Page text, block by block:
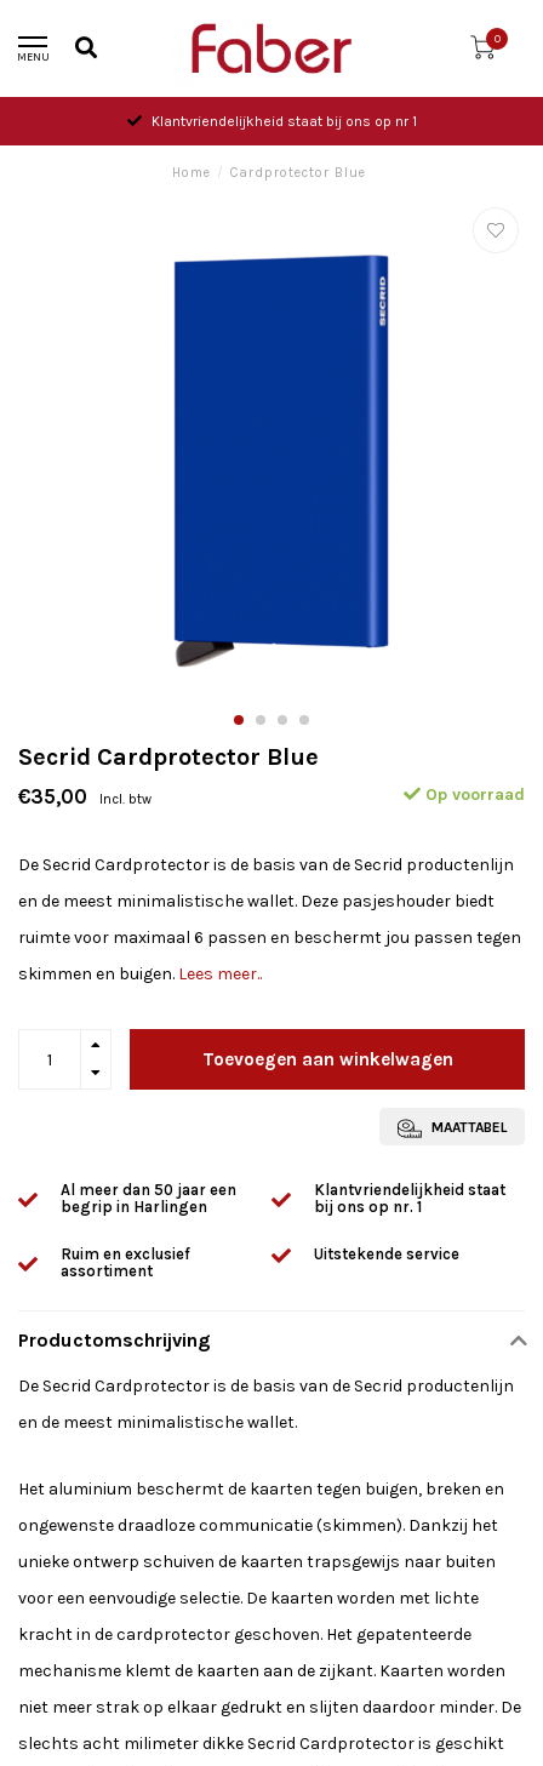
MENU
0
Klantvriendelijkheid staat bij ons op nr 1
Home / Cardprotector Blue
Secrid Cardprotector Blue
€35,00 Incl. btw Op voorraad
De Secrid Cardprotector is de basis van de Secrid productenlijn
en de meest minimalistische wallet. Deze pasjeshouder biedt
ruimte voor maximaal 6 passen en beschermt jou passen tegen
skimmen en buigen. Lees meer..
Toevoegen aan winkelwagen
MAATTABEL
Al meer dan 50 jaar een
begrip in Harlingen
Klantvriendelijkheid staat
bij ons op nr. 1
Ruim en exclusief
assortiment
Uitstekende service
Productomschrijving
De Secrid Cardprotector is de basis van de Secrid productenlijn
en de meest minimalistische wallet.
Het aluminium beschermt de kaarten tegen buigen, breken en
ongewenste draadloze communicatie (skimmen). Dankzij het
unieke ontwerp schuiven de kaarten trapsgewijs naar buiten
voor een eenvoudige selectie. De kaarten worden met lichte
kracht in de cardprotector geschoven. Het gepatenteerde
mechanisme klemt de kaarten aan de zijkant. Kaarten worden
niet meer strak op elkaar gedrukt en slijten daardoor minder. De
slechts acht milimeter dikke Secrid Cardprotector is geschikt